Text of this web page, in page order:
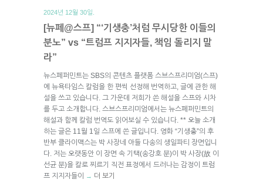
2024년 12월 30일.
[뉴페@스프] “‘기생충’처럼 무시당한 이들의
분노” vs “트럼프 지지자들, 책임 돌리지 말
라”
뉴스페퍼민트는 SBS의 콘텐츠 플랫폼 스브스프리미엄(스프)
에 뉴욕타임스 칼럼을 한 편씩 선정해 번역하고, 글에 관한 해
설을 쓰고 있습니다. 그 가운데 저희가 쓴 해설을 스프와 시차
를 두고 소개합니다. 스브스프리미엄에서는 뉴스페퍼민트의
해설과 함께 칼럼 번역도 읽어보실 수 있습니다. ** 오늘 소개
하는 글은 11월 1일 스프에 쓴 글입니다. 영화 “기생충”의 후
반부 클라이맥스는 박 사장네 아들 다송의 생일파티 장면입니
다. 저는 오랫동안 이 장면 속 기택(송강호 분)이 박 사장(故 이
선균 분)을 칼로 찌르기 직전 표정에서 드러나는 감정이 트럼
프 지지자들이
→ 더 보기